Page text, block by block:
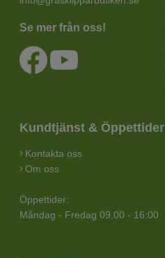
Se mer från oss!
Kundtjänst & Öppettider
Kontakta oss
Om oss
Öppettider:
Måndag - Fredag 09.00 - 16:00